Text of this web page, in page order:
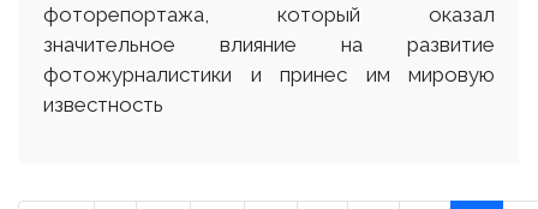
фоторепортажа, который оказал
значительное влияние на развитие
фотожурналистики и принес им мировую
известность